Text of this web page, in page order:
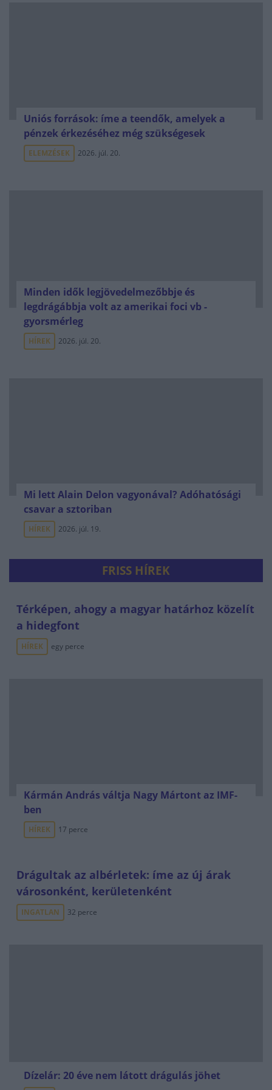
Uniós források: íme a teendők, amelyek a
pénzek érkezéséhez még szükségesek
ELEMZÉSEK 2026. júl. 20.
Minden idők legjövedelmezőbbje és
legdrágábbja volt az amerikai foci vb -
gyorsmérleg
HÍREK 2026. júl. 20.
Mi lett Alain Delon vagyonával? Adóhatósági
csavar a sztoriban
HÍREK 2026. júl. 19.
FRISS HÍREK
Térképen, ahogy a magyar határhoz közelít
a hidegfont
HÍREK egy perce
Kármán András váltja Nagy Mártont az IMF-
ben
HÍREK 17 perce
Drágultak az albérletek: íme az új árak
városonként, kerületenként
INGATLAN 32 perce
Dízelár: 20 éve nem látott drágulás jöhet